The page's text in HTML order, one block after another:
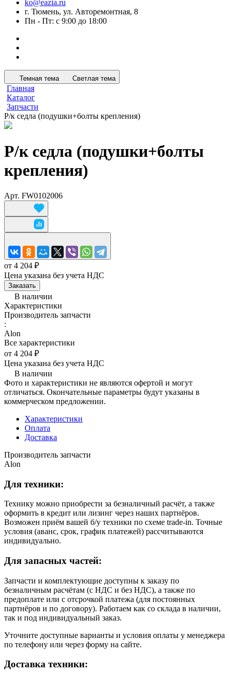
ko@eazia.ru
г. Тюмень, ул. Авторемонтная, 8
Пн - Пт: с 9:00 до 18:00
Темная тема Светлая тема
Главная
Каталог
Запчасти
Р/к седла (подушки+болты крепления)
Р/к седла (подушки+болты
крепления)
Арт. FW0102006
от 4 204 ₽
Цена указана без учета НДС
Заказать
В наличии
Характеристики
Производитель запчасти
:
Alon
Все характеристики
от 4 204 ₽
Цена указана без учета НДС
В наличии
Фото и характеристики не являются офертой и могут
отличаться. Окончательные параметры будут указаны в
коммерческом предложении.
Характеристики
Оплата
Доставка
Производитель запчасти
Alon
Для техники:
Технику можно приобрести за безналичный расчёт, а также
оформить в кредит или лизинг через наших партнёров.
Возможен приём вашей б/у техники по схеме trade-in. Точные
условия (аванс, срок, график платежей) рассчитываются
индивидуально.
Для запасных частей:
Запчасти и комплектующие доступны к заказу по
безналичным расчётам (с НДС и без НДС), а также по
предоплате или с отсрочкой платежа (для постоянных
партнёров и по договору). Работаем как со склада в наличии,
так и под индивидуальный заказ.
Уточните доступные варианты и условия оплаты у менеджера
по телефону или через форму на сайте.
Доставка техники: